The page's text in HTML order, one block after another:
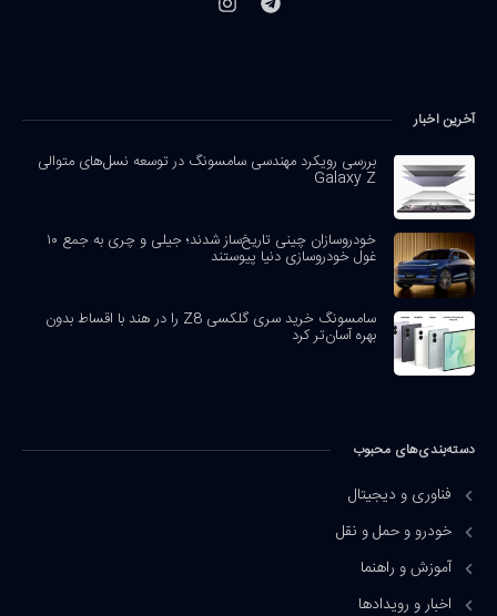
آخرین اخبار
بررسی رویکرد مهندسی سامسونگ در توسعه نسل‌های متوالی
Galaxy Z
خودروسازان چینی تاریخ‌ساز شدند؛ جیلی و چری به جمع ۱۰
غول خودروسازی دنیا پیوستند
سامسونگ خرید سری گلکسی Z8 را در هند با اقساط بدون
بهره آسان‌تر کرد
دسته‌بندی‌های محبوب
فناوری و دیجیتال
خودرو و حمل و نقل
آموزش و راهنما
اخبار و رویدادها